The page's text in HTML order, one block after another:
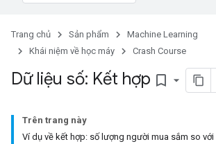
Trang chủ Sản phẩm
Machine Learning
Khái niệm về học máy
Crash Course
Dữ liệu số: Kết hợp bookmark_border
Trên trang này
Ví dụ về kết hợp: số lượng người mua sắm so